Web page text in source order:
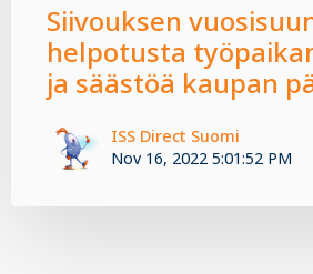
Siivouksen
helpotusta
ja säästöä kaupan
ISS Direct Suomi
Nov 16, 2022 5:01:52 PM